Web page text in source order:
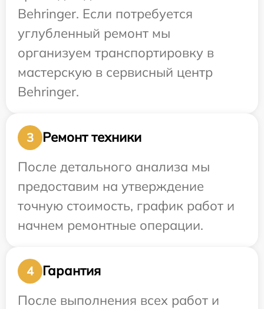
Behringer. Если потребуется
углубленный ремонт мы
организуем транспортировку в
мастерскую в сервисный центр
Behringer.
3
Ремонт техники
После детального анализа мы
предоставим на утверждение
точную стоимость, график работ и
начнем ремонтные операции.
4
Гарантия
После выполнения всех работ и